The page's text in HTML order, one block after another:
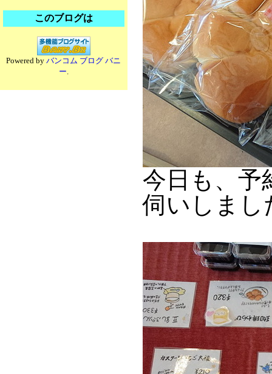
このブログは
Powered byバンコム ブログ バニ
ー.
今日も、予
伺いしまし